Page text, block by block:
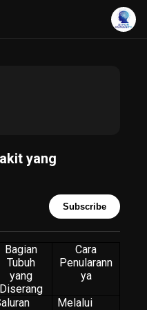
yang
Subscribe
Bagian
Tubuh
yang
Diserang
Cara
Penularann
ya
Melalui